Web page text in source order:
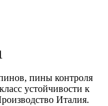
пины контроля
устойчивости к
Италия.